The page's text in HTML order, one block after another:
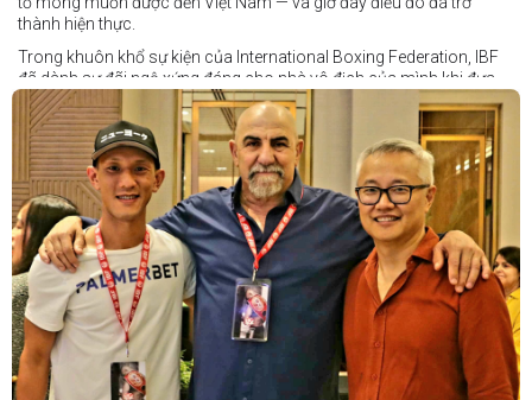
thành hiện thực.
Trong khuôn khổ sự kiện của International Boxing Federation, IBF
đã dành sự đãi ngộ xứng đáng cho nhà vô địch của mình khi đưa
Taduran đến Việt Nam bằng vé hạng thương gia.
Một chuyến đi hoàn toàn xứng đáng cho một “chiến binh đường xa”
thực thụ